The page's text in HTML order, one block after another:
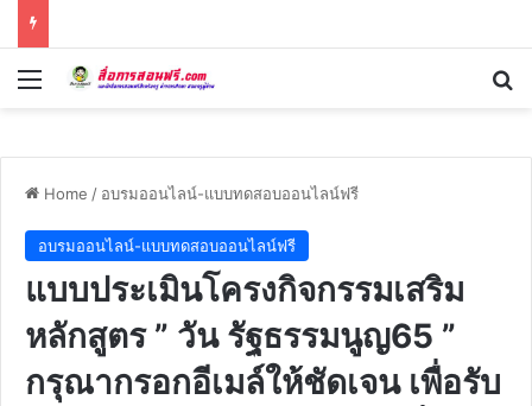
Menu
Home / อบรมออนไลน์-แบบทดสอบออนไลน์ฟรี
อบรมออนไลน์-แบบทดสอบออนไลน์ฟรี
แบบประเมินโครงกิจกรรมเสริม
หลักสูตร ” วัน รัฐธรรมนูญ65 ”
กรุณากรอกอีเมล์ให้ชัดเจน เพื่อรับ